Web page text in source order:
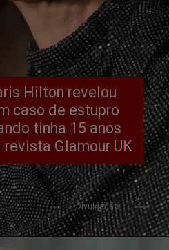
Hilton revelou
caso de estupro
tinha 15 anos
Glamour UK
Divulgação